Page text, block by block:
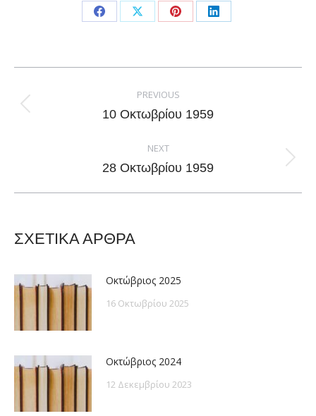
Share
Facebook
Share
X
Share
Pinterest
Share
LinkedIn
navigation
PREVIOUS
Previous
10 Οκτωβρίου 1959
NEXT
Next
28 Οκτωβρίου 1959
ΣΧΕΤΙΚΑ ΑΡΘΡΑ
Οκτώβριος 2025
16 Οκτωβρίου 2025
Οκτώβριος 2024
12 Δεκεμβρίου 2023